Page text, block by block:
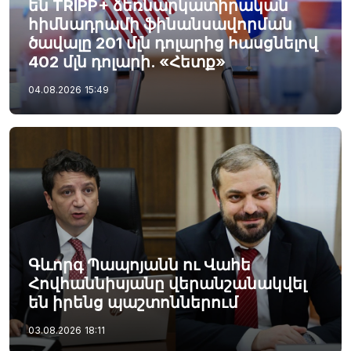
են TRIPP+ ձեռնարկատիրական
հիմնադրամի ֆինանսավորման
ծավալը 201 մլն դոլարից հասցնելով
402 մլն դոլարի. «Հետք»
04.08.2026 15:49
Գևորգ Պապոյանն ու Վահե
Հովհաննիսյանը վերանշանակվել
են իրենց պաշտոններում
03.08.2026 18:11